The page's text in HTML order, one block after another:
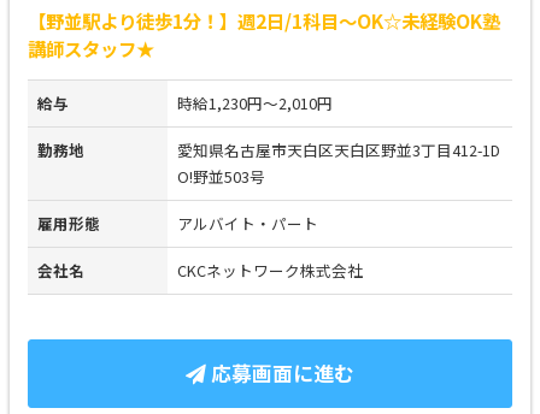
【野並駅より徒歩1分！】週2日/1科目～OK☆未経験OK塾
講師スタッフ★
給与 時給1,230円～2,010円
勤務地
愛知県名古屋市天白区天白区野並3丁目412-1D
O!野並503号
雇用形態 アルバイト・パート
会社名 CKCネットワーク株式会社
応募画面に進む